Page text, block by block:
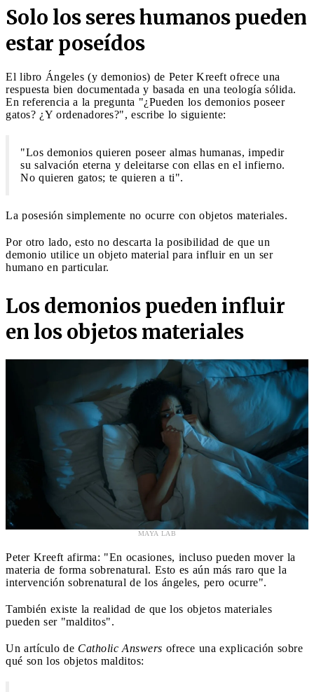
Solo los seres humanos pueden
estar poseídos
El libro Ángeles (y demonios) de Peter Kreeft ofrece una
respuesta bien documentada y basada en una teología sólida.
En referencia a la pregunta "¿Pueden los demonios poseer
gatos? ¿Y ordenadores?", escribe lo siguiente:
"Los demonios quieren poseer almas humanas, impedir
su salvación eterna y deleitarse con ellas en el infierno.
No quieren gatos; te quieren a ti".
La posesión simplemente no ocurre con objetos materiales.
Por otro lado, esto no descarta la posibilidad de que un
demonio utilice un objeto material para influir en un ser
humano en particular.
Los demonios pueden influir
en los objetos materiales
MAYA LAB
Peter Kreeft afirma: "En ocasiones, incluso pueden mover la
materia de forma sobrenatural. Esto es aún más raro que la
intervención sobrenatural de los ángeles, pero ocurre".
También existe la realidad de que los objetos materiales
pueden ser "malditos".
Un artículo de Catholic Answers ofrece una explicación sobre
qué son los objetos malditos: